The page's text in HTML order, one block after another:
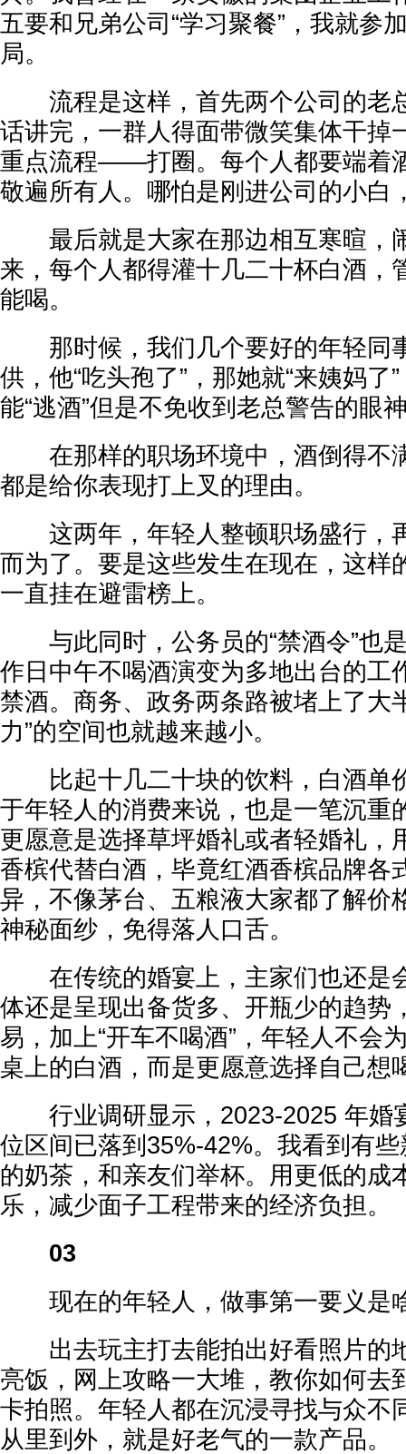
五要和兄弟公司“学习聚餐”，我就参
局。
流程是这样，首先两个公司的老
话讲完，一群人得面带微笑集体干掉
重点流程——打圈。每个人都要端着
敬遍所有人。哪怕是刚进公司的小白
最后就是大家在那边相互寒暄，
来，每个人都得灌十几二十杯白酒，
能喝。
那时候，我们几个要好的年轻同
供，他“吃头孢了”，那她就“来姨妈了
能“逃酒”但是不免收到老总警告的眼
在那样的职场环境中，酒倒得不
都是给你表现打上叉的理由。
这两年，年轻人整顿职场盛行，
而为了。要是这些发生在现在，这样
一直挂在避雷榜上。
与此同时，公务员的“禁酒令”也
作日中午不喝酒演变为多地出台的工
禁酒。商务、政务两条路被堵上了大
力”的空间也就越来越小。
比起十几二十块的饮料，白酒单
于年轻人的消费来说，也是一笔沉重
更愿意是选择草坪婚礼或者轻婚礼，
香槟代替白酒，毕竟红酒香槟品牌各
异，不像茅台、五粮液大家都了解价
神秘面纱，免得落人口舌。
在传统的婚宴上，主家们也还是
体还是呈现出备货多、开瓶少的趋势
易，加上“开车不喝酒”，年轻人不会
桌上的白酒，而是更愿意选择自己想
行业调研显示，2023-2025 年婚
位区间已落到35%-42%。我看到有
的奶茶，和亲友们举杯。用更低的成
乐，减少面子工程带来的经济负担。
03
现在的年轻人，做事第一要义是
出去玩主打去能拍出好看照片的
亮饭，网上攻略一大堆，教你如何去
卡拍照。年轻人都在沉浸寻找与众不
从里到外，就是好老气的一款产品。